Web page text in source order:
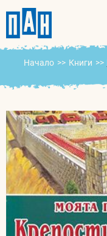
Начало >> Книги >>